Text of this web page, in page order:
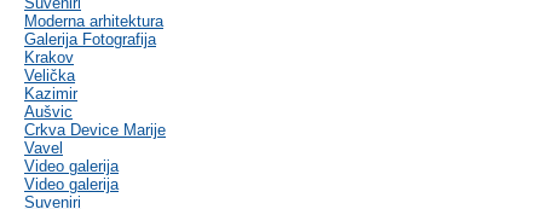
Moderna arhitektura
Galerija Fotografija
Krakov
Velička
Kazimir
Aušvic
Crkva Device Marije
Vavel
Video galerija
Video galerija
Suveniri